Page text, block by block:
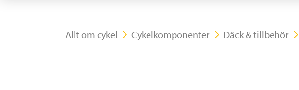
Allt om cykel Cykelkomponenter Däck & tillbehör